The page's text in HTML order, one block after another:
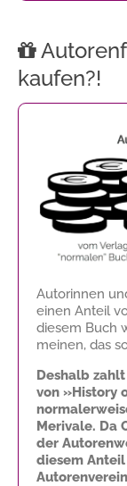
kaufen?!
Autorinnen
einen Anteil
diesem Buch
meinen, das
Deshalb
von »History
Merivale. Da
der
diesem